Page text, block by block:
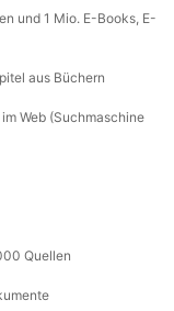
und 1 Mio. E-Books, E-
aus Büchern
Web (Suchmaschine
Quellen